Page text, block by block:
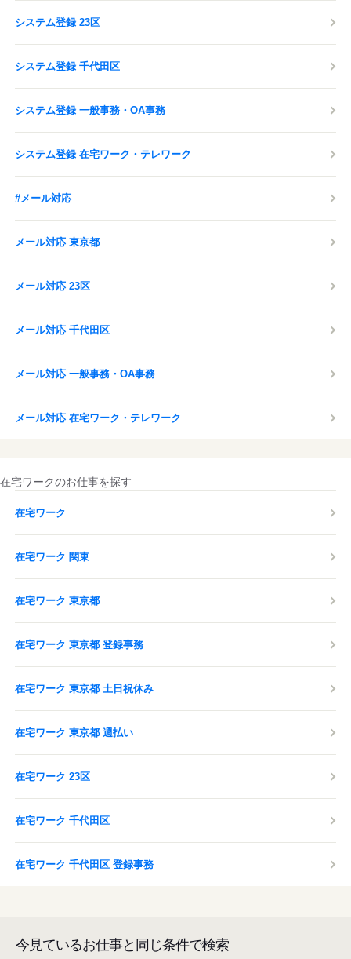
システム登録 23区
システム登録 千代田区
システム登録 一般事務・OA事務
システム登録 在宅ワーク・テレワーク
#メール対応
メール対応 東京都
メール対応 23区
メール対応 千代田区
メール対応 一般事務・OA事務
メール対応 在宅ワーク・テレワーク
在宅ワークのお仕事を探す
在宅ワーク
在宅ワーク 関東
在宅ワーク 東京都
在宅ワーク 東京都 登録事務
在宅ワーク 東京都 土日祝休み
在宅ワーク 東京都 週払い
在宅ワーク 23区
在宅ワーク 千代田区
在宅ワーク 千代田区 登録事務
今見ているお仕事と同じ条件で検索